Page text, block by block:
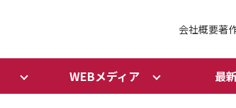
会社概要著
WEBメディア 最